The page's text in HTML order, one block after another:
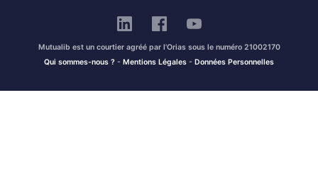
Mutualib est un courtier agréé par l'Orias sous le numéro 21002170
Qui sommes-nous ? - Mentions Légales - Données Personnelles